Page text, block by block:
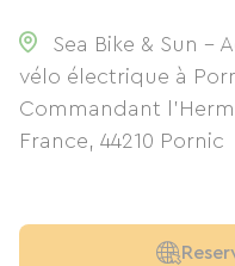
Sea Bike & Sun -
vélo électrique à
Commandant
France, 44210 Pornic